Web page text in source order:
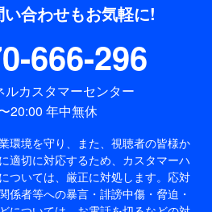
合わせもお気軽に!
666-296
ルカスタマーセンター
20:00 年中無休
環境を守り、また、視聴者の皆様か
適切に対応するため、 カスタマーハ
ついては、厳正に対処します。応対
係者等への暴言・誹謗中傷・脅迫・